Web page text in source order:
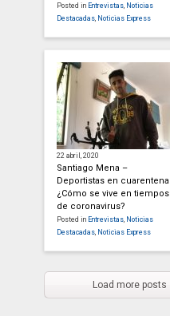
Posted in Entrevistas Noticias
Destacadas Noticias Express
22 abril, 2020
Santiago Mena –
Deportistas en cuarentena
¿Cómo se vive en tiempos
de coronavirus?
Posted in Entrevistas Noticias
Destacadas Noticias Express
Load more posts